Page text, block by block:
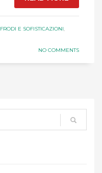
FRODI E SOFISTICAZIONI,
NO COMMENTS